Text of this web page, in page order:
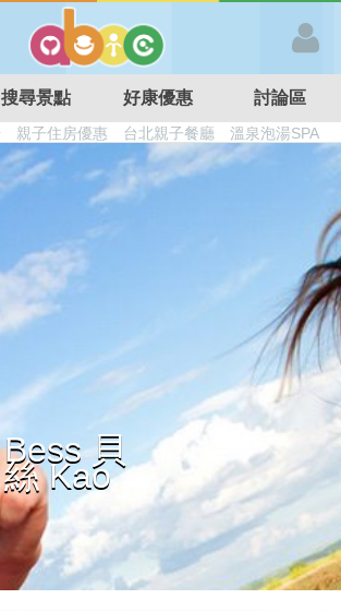
搜尋景點 好康優惠 討論區
Bess 貝
絲 Kao